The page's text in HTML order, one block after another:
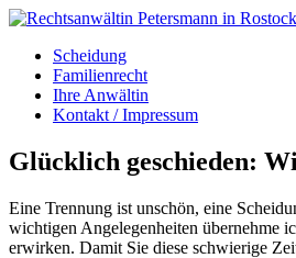
Scheidung
Familienrecht
Ihre Anwältin
Kontakt / Impressum
Glücklich geschieden:
Eine Trennung ist unschön, eine
wichtigen Angelegenheiten übernehme
erwirken. Damit Sie diese schwierige